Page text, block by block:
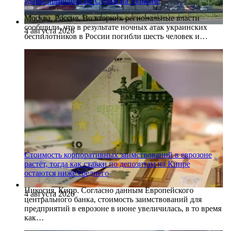
4 августа 2026
Москва, Россия. Во вторник региональные власти
сообщили, что в результате ночных атак украинских
беспилотников в России погибли шесть человек и…
4 августа 2026
Стоимость корпоративных заимствований в еврозоне
растёт, тогда как ставки по депозитам на Кипре
остаются ниже среднего
Никосия, Кипр. Согласно данным Европейского
центрального банка, стоимость заимствований для
предприятий в еврозоне в июне увеличилась, в то время
как…